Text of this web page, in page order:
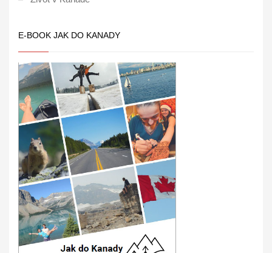
E-BOOK JAK DO KANADY